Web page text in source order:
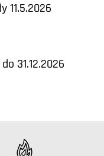
11.5.2026
31.12.2026